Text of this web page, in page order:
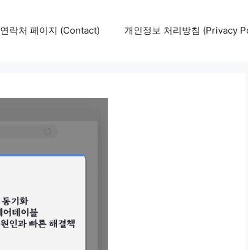
연락처 페이지 (Contact) 개인정보 처리방침 (Privacy